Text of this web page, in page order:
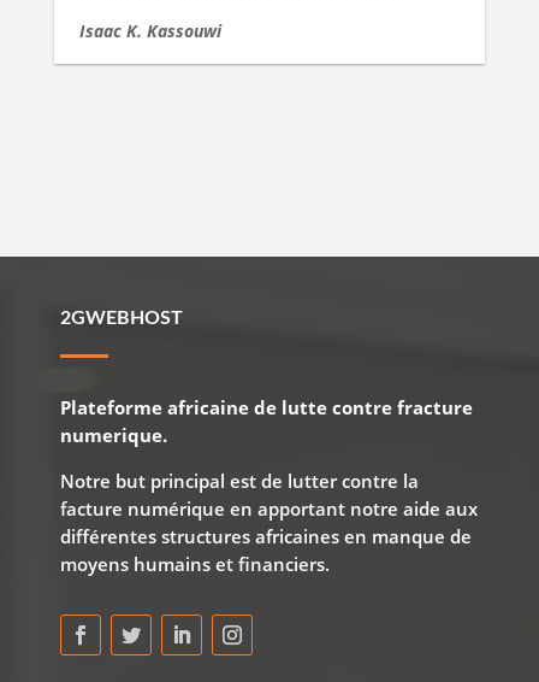
Isaac K. Kassouwi
2GWEBHOST
Plateforme africaine de lutte contre fracture
numerique.
Notre but principal est de lutter contre la
facture numérique en apportant notre aide aux
différentes structures africaines en manque de
moyens humains et financiers.